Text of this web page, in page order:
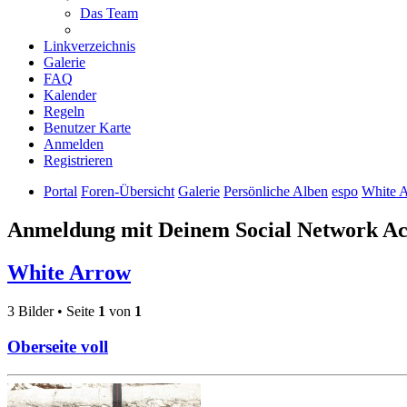
Das Team
Linkverzeichnis
Galerie
FAQ
Kalender
Regeln
Benutzer Karte
Anmelden
Registrieren
Portal Foren-Übersicht Galerie Persönliche Alben espo White
Anmeldung mit Deinem Social Network
White Arrow
3 Bilder • Seite 1 von 1
Oberseite voll